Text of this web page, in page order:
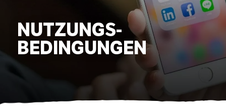
NUTZUNGS­
BEDINGUNGEN